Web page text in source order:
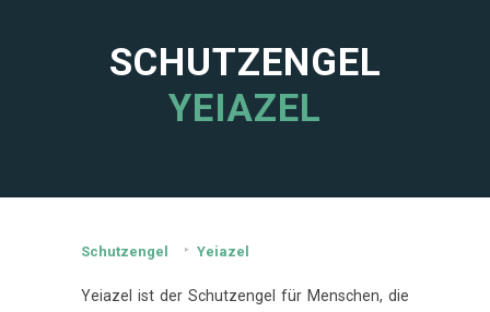
SCHUTZENGEL
YEIAZEL
Schutzengel Yeiazel
Yeiazel ist der Schutzengel für Menschen, die